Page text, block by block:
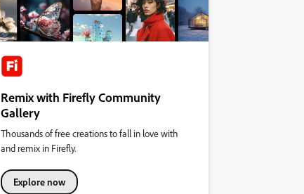
Remix with Firefly Community
Gallery
Thousands of free creations to fall in love with
and remix in Firefly.
Explore now